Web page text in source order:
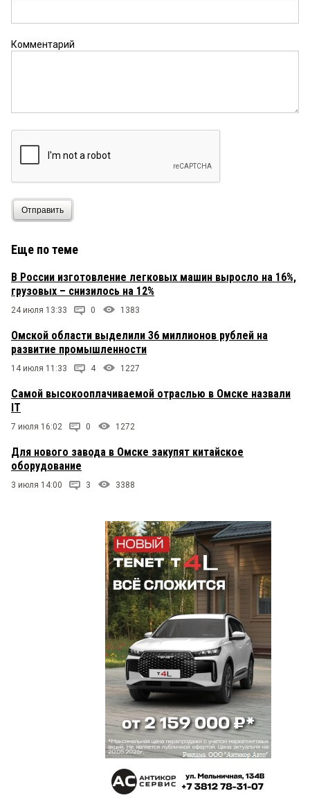
Комментарий
Отправить
Еще по теме
В России изготовление легковых машин выросло на 16%,
грузовых – снизилось на 12%
24 июля 13:33 0 1383
Омской области выделили 36 миллионов рублей на
развитие промышленности
14 июля 11:33 4 1227
Самой высокооплачиваемой отраслью в Омске назвали
IT
7 июля 16:02 0 1272
Для нового завода в Омске закупят китайское
оборудование
3 июля 14:00 3 3388